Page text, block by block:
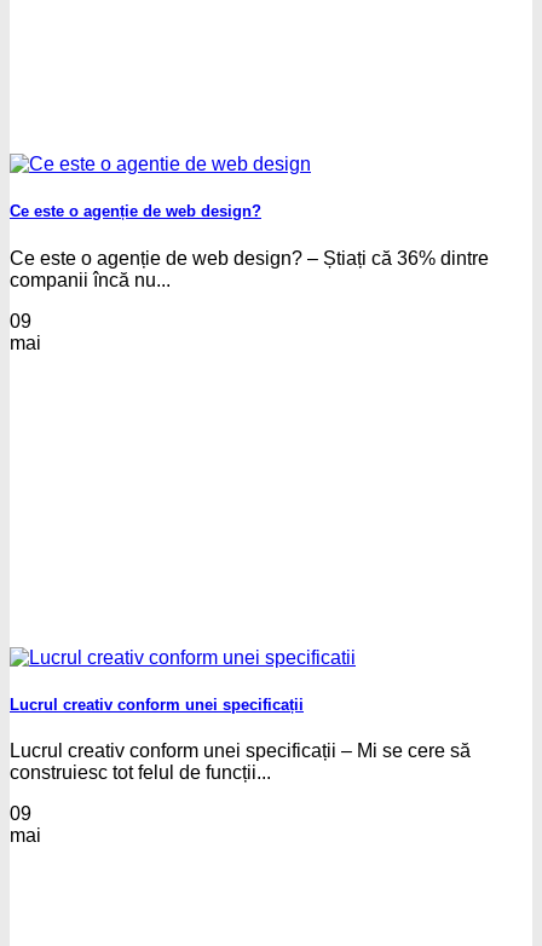
Ce este o agenție de web design?
Ce este o agenție de web design? – Știați că 36% dintre
companii încă nu...
09
mai
Lucrul creativ conform unei specificații
Lucrul creativ conform unei specificații – Mi se cere să
construiesc tot felul de funcții...
09
mai